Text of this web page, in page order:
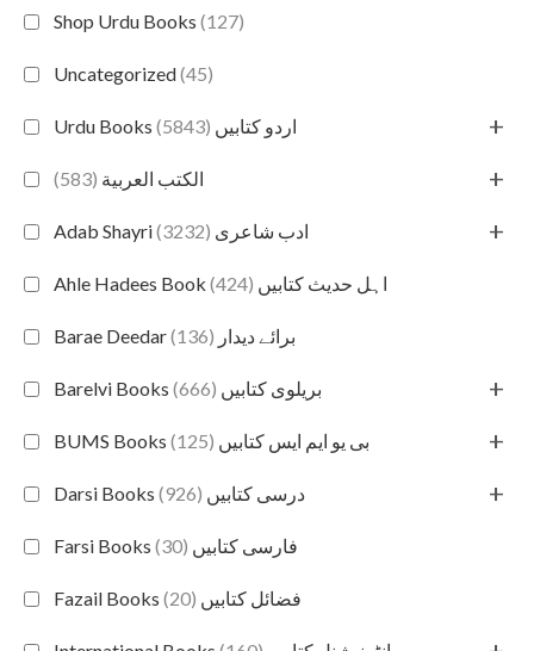
Shop Urdu Books (127)
Uncategorized(45)
Urdu Books اردو کتابیں (5843) +
الكتب العربية (583) +
Adab Shayri ادب شاعری (3232) +
Ahle Hadees Book اہل حدیث کتابیں (424)
Barae Deedar برائے دیدار (136)
Barelvi Books بریلوی کتابیں (666) +
BUMS Books بی یو ایم ایس کتابیں (125) +
Darsi Books درسی کتابیں (926) +
Farsi Books فارسی کتابیں (30)
Fazail Books فضائل کتابیں (20)